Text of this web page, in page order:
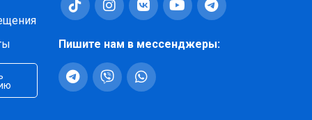
Пишите нам в мессенджеры: